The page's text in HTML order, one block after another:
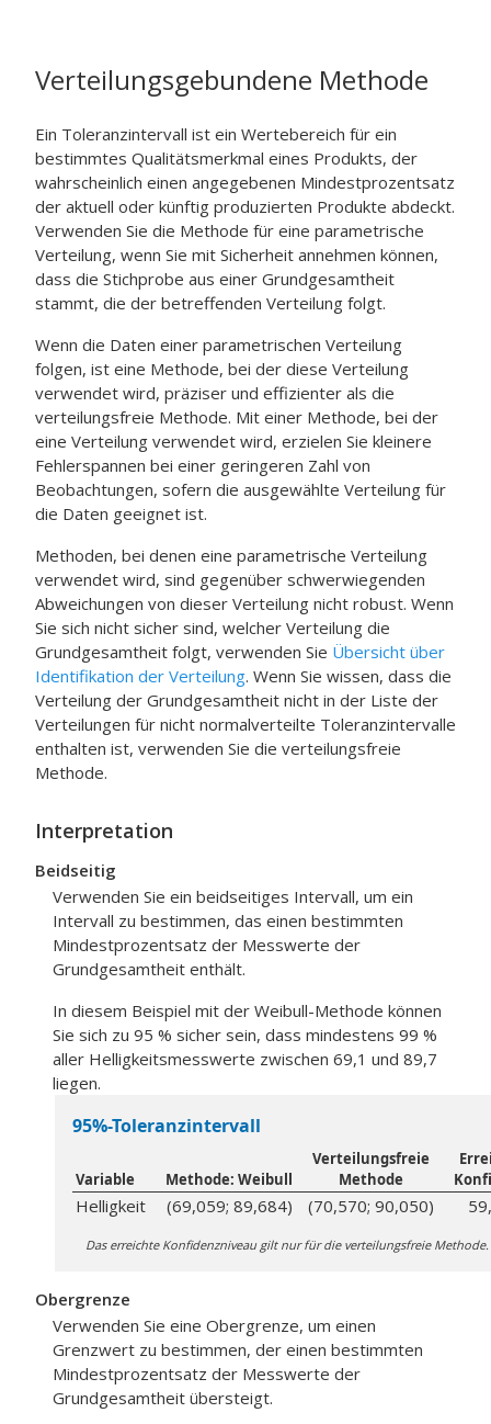
Verteilungsgebundene Methode
Ein Toleranzintervall ist ein Wertebereich für ein
bestimmtes Qualitätsmerkmal eines Produkts, der
wahrscheinlich einen angegebenen Mindestprozentsatz
der aktuell oder künftig produzierten Produkte abdeckt.
Verwenden Sie die Methode für eine parametrische
Verteilung, wenn Sie mit Sicherheit annehmen können,
dass die Stichprobe aus einer Grundgesamtheit
stammt, die der betreffenden Verteilung folgt.
Wenn die Daten einer parametrischen Verteilung
folgen, ist eine Methode, bei der diese Verteilung
verwendet wird, präziser und effizienter als die
verteilungsfreie Methode. Mit einer Methode, bei der
eine Verteilung verwendet wird, erzielen Sie kleinere
Fehlerspannen bei einer geringeren Zahl von
Beobachtungen, sofern die ausgewählte Verteilung für
die Daten geeignet ist.
Methoden, bei denen eine parametrische Verteilung
verwendet wird, sind gegenüber schwerwiegenden
Abweichungen von dieser Verteilung nicht robust. Wenn
Sie sich nicht sicher sind, welcher Verteilung die
Grundgesamtheit folgt, verwenden Sie Übersicht über
Identifikation der Verteilung. Wenn Sie wissen, dass die
Verteilung der Grundgesamtheit nicht in der Liste der
Verteilungen für nicht normalverteilte Toleranzintervalle
enthalten ist, verwenden Sie die verteilungsfreie
Methode.
Interpretation
Beidseitig
Verwenden Sie ein beidseitiges Intervall, um ein
Intervall zu bestimmen, das einen bestimmten
Mindestprozentsatz der Messwerte der
Grundgesamtheit enthält.
In diesem Beispiel mit der Weibull-Methode können
Sie sich zu 95 % sicher sein, dass mindestens 99 %
aller Helligkeitsmesswerte zwischen 69,1 und 89,7
liegen.
95%-Toleranzintervall
Variable Methode: Weibull
Verteilungsfreie
Methode
Helligkeit (69,059; 89,684) (70,570; 90,050)
Das erreichte Konfidenzniveau gilt nur für die verteilungsfreie Methode.
Obergrenze
Verwenden Sie eine Obergrenze, um einen
Grenzwert zu bestimmen, der einen bestimmten
Mindestprozentsatz der Messwerte der
Grundgesamtheit übersteigt.